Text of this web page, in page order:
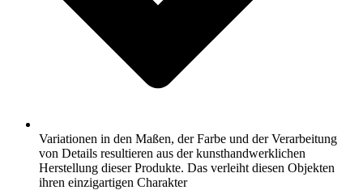
Variationen in den Maßen, der Farbe und der Verarbeitung
von Details resultieren aus der kunsthandwerklichen
Herstellung dieser Produkte. Das verleiht diesen Objekten
ihren einzigartigen Charakter